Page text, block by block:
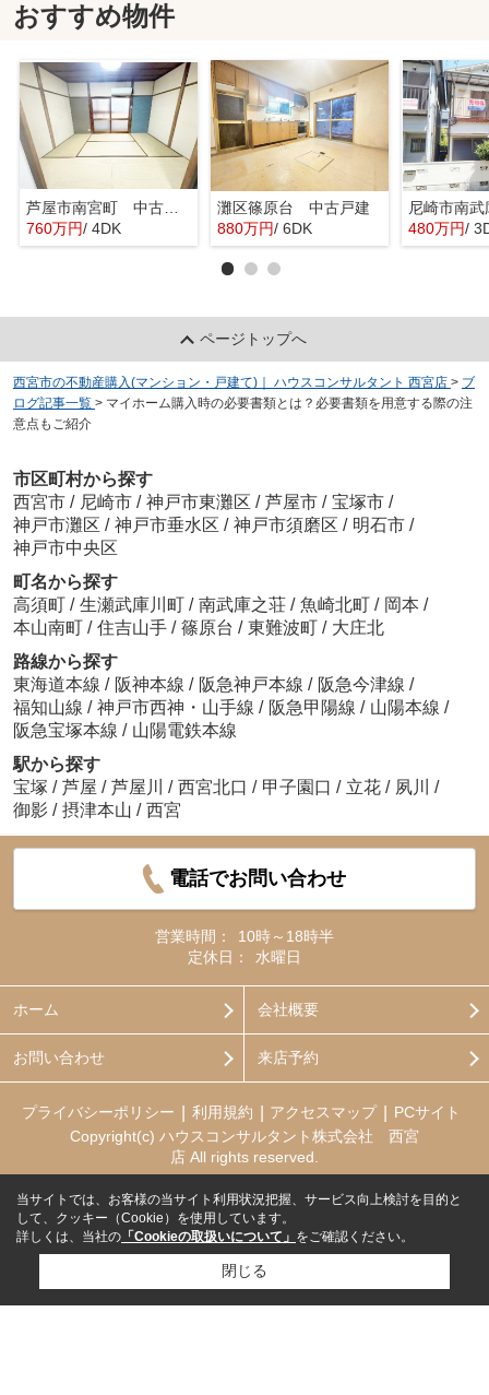
おすすめ物件
芦屋市南宮町 中古戸建
760万円/ 4DK
灘区篠原台 中古戸建
880万円/ 6DK 480万円/
ページトップへ
西宮市の不動産購入(マンション・戸建て)｜ ハウスコンサルタント 西宮店 > ブ
ログ記事一覧 > マイホーム購入時の必要書類とは？必要書類を用意する際の注
意点もご紹介
市区町村から探す
西宮市 / 尼崎市 / 神戸市東灘区 / 芦屋市 / 宝塚市 /
神戸市灘区 / 神戸市垂水区 / 神戸市須磨区 / 明石市 /
神戸市中央区
町名から探す
高須町 / 生瀬武庫川町 / 南武庫之荘 / 魚崎北町 / 岡本 /
本山南町 / 住吉山手 / 篠原台 / 東難波町 / 大庄北
路線から探す
東海道本線 / 阪神本線 / 阪急神戸本線 / 阪急今津線 /
福知山線 / 神戸市西神・山手線 / 阪急甲陽線 / 山陽本線 /
阪急宝塚本線 / 山陽電鉄本線
駅から探す
宝塚 / 芦屋 / 芦屋川 / 西宮北口 / 甲子園口 / 立花 / 夙川
/
御影 / 摂津本山 / 西宮
電話でお問い合わせ
営業時間：
10時～18時半
定休日：
水曜日
ホーム 会社概要
お問い合わせ 来店予約
プライバシーポリシー 利用規約 アクセスマップ
PCサイト
Copyright(c) ハウスコンサルタント株式会社 西宮
店 All rights reserved.
当サイトでは、お客様の当サイト利用状況把握、サービス向上検討を目的と
して、クッキー（Cookie）を使用しています。
詳しくは、当社の 「Cookieの取扱いについて」 をご確認ください。
閉じる